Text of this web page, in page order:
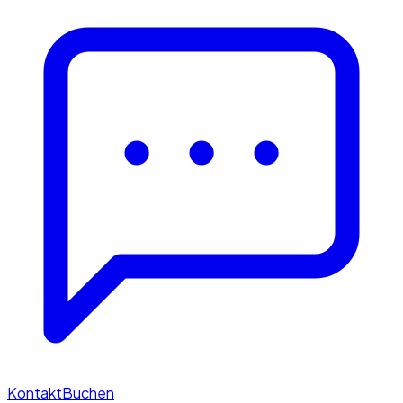
KontaktBuchen